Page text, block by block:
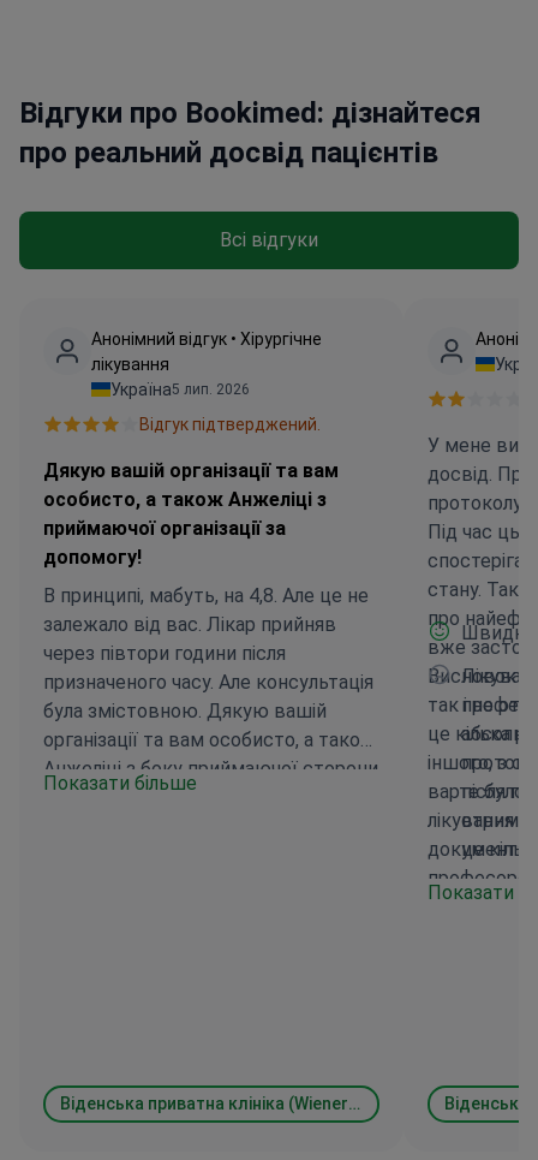
Відгуки про Bookimed: дізнайтеся
про реальний досвід пацієнтів
Всі відгуки
Анонімний відгук • Хірургічне
лікування
Україна5 лип. 2026
Відгук підтверджений.
Дякую вашій організації та вам
особисто, а також Анжеліці з
приймаючої організації за
допомогу!
В принципі, мабуть, на 4,8. Але це не
залежало від вас. Лікар прийняв
через півтори години після
призначеного часу. Але консультація
була змістовною. Дякую вашій
організації та вам особисто, а також
Анжеліці з боку приймаючої сторони
за допомогу!
Показати більше
Віденська приватна клініка (Wiener Privatklinik)
У мене
досвід.
протоколу
Під час
стану. Так,
про
вже
Висновок
так і не
це кілька
іншого, з
варте було
лікування
задавати
після
це
Показати